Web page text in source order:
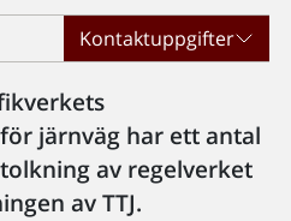
Kontaktuppgifter
järnväg har ett antal
av regelverket
av TTJ.